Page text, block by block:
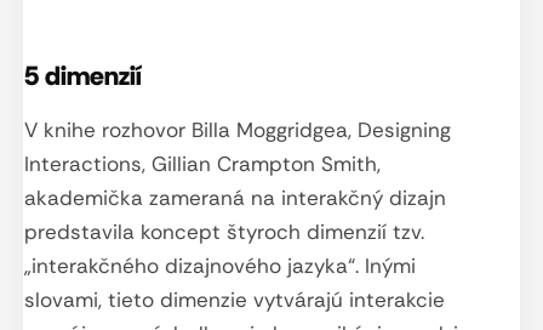
5 dimenzií
V knihe rozhovor Billa Moggridgea, Designing
Interactions, Gillian Crampton Smith,
akademička zameraná na interakčný dizajn
predstavila koncept štyroch dimenzií tzv.
„interakčného dizajnového jazyka“. Inými
slovami, tieto dimenzie vytvárajú interakcie